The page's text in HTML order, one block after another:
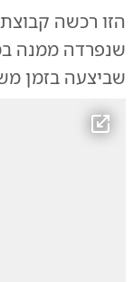
הזו רכשה
שנפרדה ממנה
שביצעה בזמן